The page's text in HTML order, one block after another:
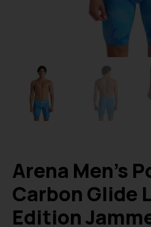
Arena Men’s
Carbon Glide
Edition